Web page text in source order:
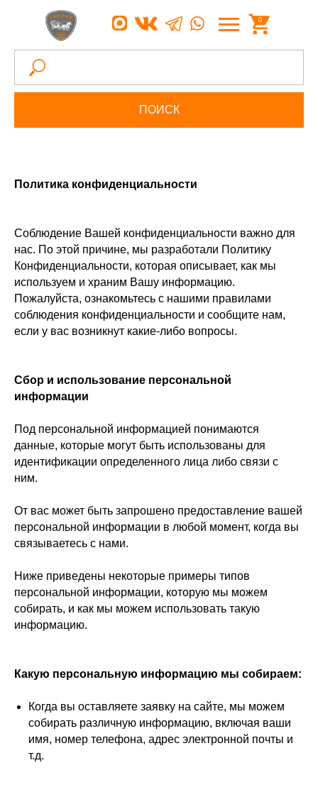
0
ПОИСК
Политика конфиденциальности
Соблюдение Вашей конфиденциальности важно для
нас. По этой причине, мы разработали Политику
Конфиденциальности, которая описывает, как мы
используем и храним Вашу информацию.
Пожалуйста, ознакомьтесь с нашими правилами
соблюдения конфиденциальности и сообщите нам,
если у вас возникнут какие-либо вопросы.
Сбор и использование персональной
информации
Под персональной информацией понимаются
данные, которые могут быть использованы для
идентификации определенного лица либо связи с
ним.
От вас может быть запрошено предоставление вашей
персональной информации в любой момент, когда вы
связываетесь с нами.
Ниже приведены некоторые примеры типов
персональной информации, которую мы можем
собирать, и как мы можем использовать такую
информацию.
Какую персональную информацию мы собираем:
Когда вы оставляете заявку на сайте, мы можем
собирать различную информацию, включая ваши
имя, номер телефона, адрес электронной почты и
т.д.